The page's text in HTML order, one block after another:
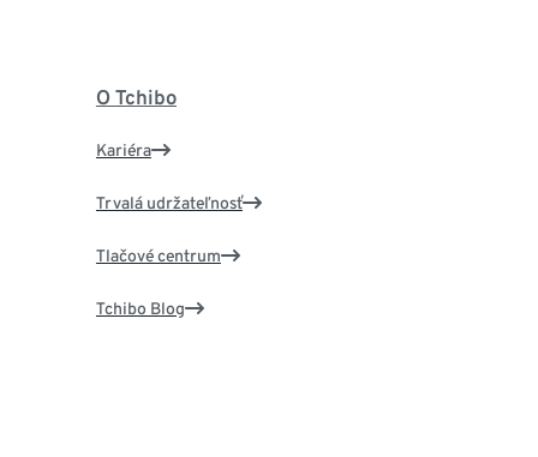
O Tchibo
Kariéra
Trvalá udržateľnosť
Tlačové centrum
Tchibo Blog